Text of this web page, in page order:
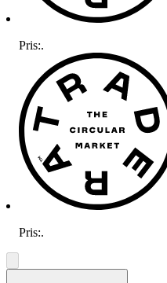
Pris:.
Pris:.